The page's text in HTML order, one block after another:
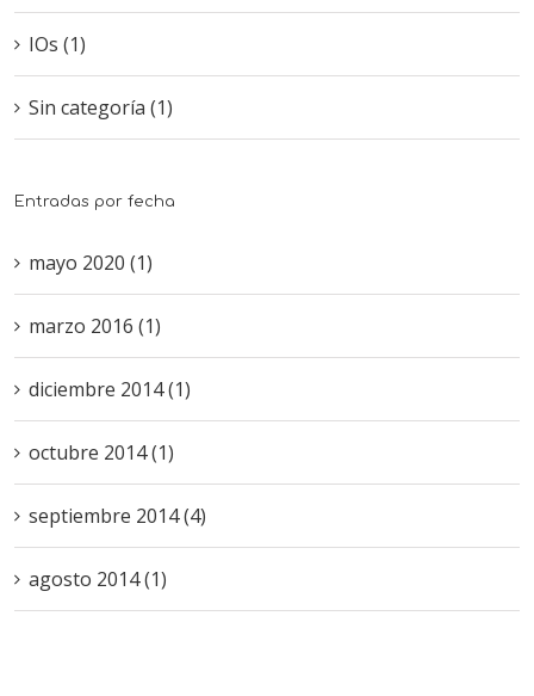
IOs (1)
Sin categoría (1)
Entradas por fecha
mayo 2020 (1)
marzo 2016 (1)
diciembre 2014 (1)
octubre 2014 (1)
septiembre 2014 (4)
agosto 2014 (1)